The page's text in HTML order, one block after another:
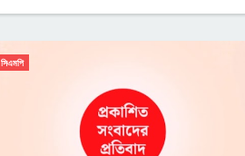
সিএমপি